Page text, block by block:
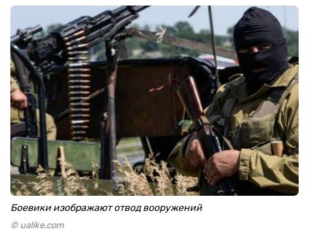
Боевики изображают отвод вооружений
© ualike.com